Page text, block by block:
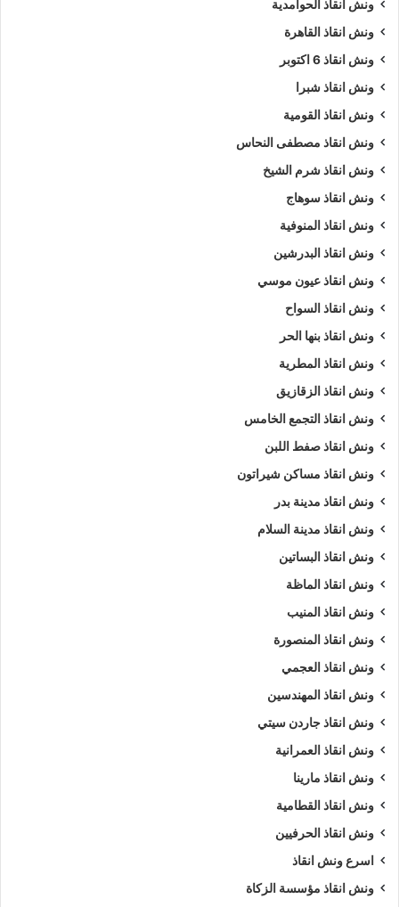
ونش انقاذ الحوامدية
ونش انقاذ القاهرة
ونش انقاذ 6 اكتوبر
ونش انقاذ شبرا
ونش انقاذ القومية
ونش انقاذ مصطفى النحاس
ونش انقاذ شرم الشيخ
ونش انقاذ سوهاج
ونش انقاذ المنوفية
ونش انقاذ البدرشين
ونش انقاذ عيون موسي
ونش انقاذ السواح
ونش انقاذ بنها الحر
ونش انقاذ المطرية
ونش انقاذ الزقازيق
ونش انقاذ التجمع الخامس
ونش انقاذ صفط اللبن
ونش انقاذ مساكن شيراتون
ونش انقاذ مدينة بدر
ونش انقاذ مدينة السلام
ونش انقاذ البساتين
ونش انقاذ الماظة
ونش انقاذ المنيب
ونش انقاذ المنصورة
ونش انقاذ العجمي
ونش انقاذ المهندسين
ونش انقاذ جاردن سيتي
ونش انقاذ العمرانية
ونش انقاذ مارينا
ونش انقاذ القطامية
ونش انقاذ الحرفيين
اسرع ونش انقاذ
ونش انقاذ مؤسسة الزكاة